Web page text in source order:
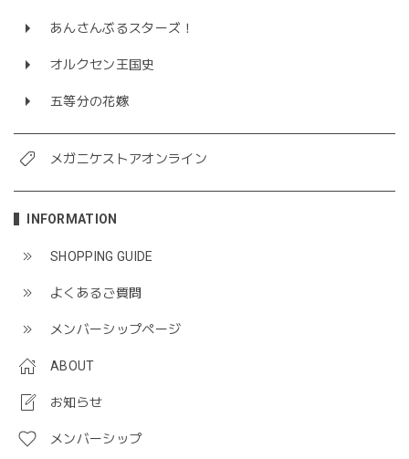
あんさんぶるスターズ！
オルクセン王国史
五等分の花嫁
メガニケストアオンライン
INFORMATION
SHOPPING GUIDE
よくあるご質問
メンバーシップページ
ABOUT
お知らせ
メンバーシップ